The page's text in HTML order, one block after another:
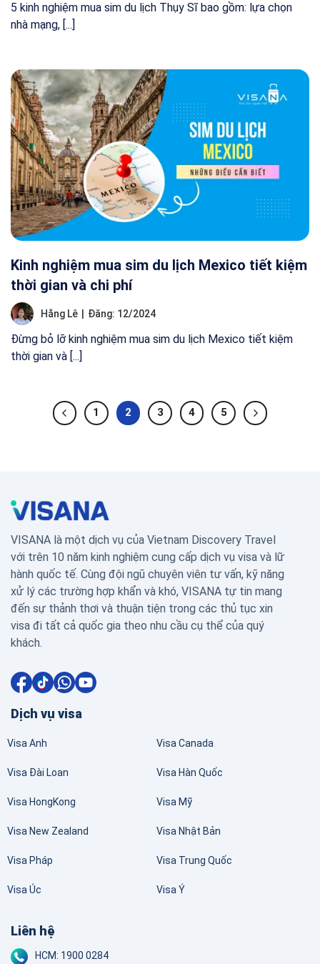
5 kinh nghiệm mua sim du lịch Thụy Sĩ bao gồm: lựa chọn
nhà mạng, [...]
Kinh nghiệm mua sim du lịch Mexico tiết kiệm
thời gian và chi phí
Hằng Lê Đăng: 12/2024
Đừng bỏ lỡ kinh nghiệm mua sim du lịch Mexico tiết kiệm
thời gian và [...]
1 2 3 4 5
VISANA là một dịch vụ của Vietnam Discovery Travel
với trên 10 năm kinh nghiệm cung cấp dịch vụ visa và lữ
hành quốc tế. Cùng đội ngũ chuyên viên tư vấn, kỹ năng
xử lý các trường hợp khẩn và khó, VISANA tự tin mang
đến sự thảnh thơi và thuận tiện trong các thủ tục xin
visa đi tất cả quốc gia theo nhu cầu cụ thể của quý
khách.
Dịch vụ visa
Visa Anh
Visa Đài Loan
Visa HongKong
Visa New Zealand
Visa Pháp
Visa Úc
Visa Canada
Visa Hàn Quốc
Visa Mỹ
Visa Nhật Bản
Visa Trung Quốc
Visa Ý
Liên hệ
HCM: 1900 0284